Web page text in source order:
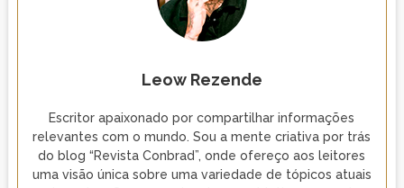
Leow Rezende
Escritor apaixonado por compartilhar informações
relevantes com o mundo. Sou a mente criativa por trás
do blog “Revista Conbrad”, onde ofereço aos leitores
uma visão única sobre uma variedade de tópicos atuais